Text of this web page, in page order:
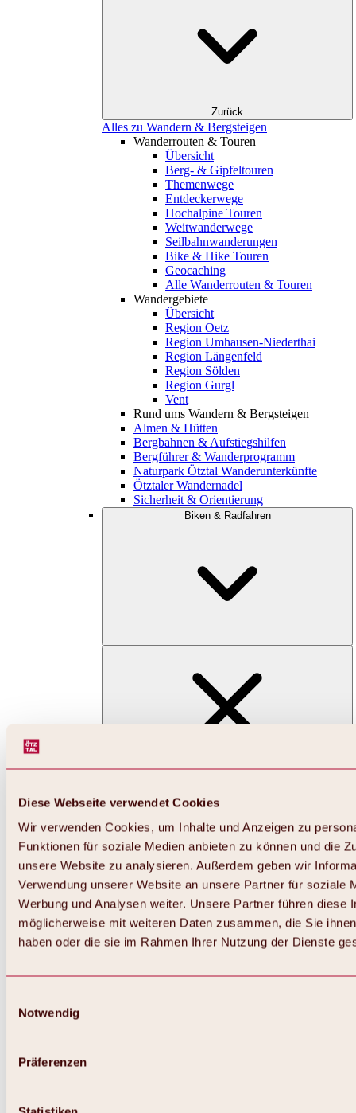
Diese Webseite verwendet Cookies
Wir verwenden Cookies, um Inhalte und Anzeigen zu
Funktionen für soziale Medien anbieten zu können und die
unsere Website zu analysieren. Außerdem geben wir
Verwendung unserer Website an unsere Partner für soziale
Werbung und Analysen weiter. Unsere Partner führen diese
möglicherweise mit weiteren Daten zusammen, die Sie
haben oder die sie im Rahmen Ihrer Nutzung der Dienste
Notwendig
Präferenzen
Zurück
Alles zu Wandern & Bergsteigen
Wanderrouten & Touren
Übersicht
Berg- & Gipfeltouren
Themenwege
Entdeckerwege
Hochalpine Touren
Weitwanderwege
Seilbahnwanderungen
Bike & Hike Touren
Geocaching
Alle Wanderrouten & Touren
Wandergebiete
Übersicht
Region Oetz
Region Umhausen-Niederthai
Region Längenfeld
Region Sölden
Region Gurgl
Vent
Rund ums Wandern & Bergsteigen
Almen & Hütten
Bergbahnen & Aufstiegshilfen
Bergführer & Wanderprogramm
Naturpark Ötztal Wanderunterkünfte
Ötztaler Wandernadel
Sicherheit & Orientierung
Biken & Radfahren